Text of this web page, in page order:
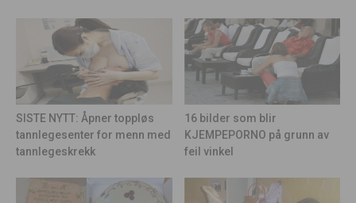
SISTE NYTT: Åpner toppløs
tannlegesenter for menn med
tannlegeskrekk
16 bilder som blir
KJEMPEPORNO på grunn av
feil vinkel